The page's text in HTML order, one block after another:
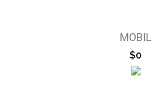
MOBIL
$0